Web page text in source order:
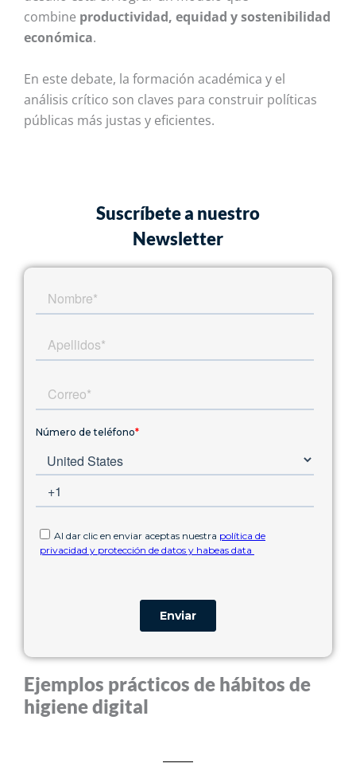
combine productividad, equidad y sostenibilidad
económica.
En este debate, la formación académica y el
análisis crítico son claves para construir políticas
públicas más justas y eficientes.
Suscríbete a nuestro
Newsletter
Ejemplos prácticos de hábitos de
higiene digital